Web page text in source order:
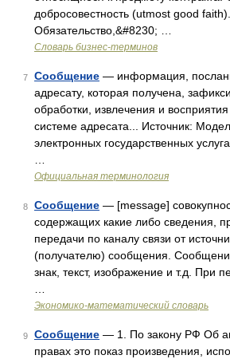
добросовестность (utmost good faith).
Обязательство,&#8230; …
Словарь бизнес-терминов
7 Сообщение — информация,
адресату, которая получена,
обработки, извлечения и
системе адресата... Источник:
электронных государственных
Официальная терминология
8 Сообщение — [message]
содержащих какие либо сведения,
передачи по каналу связи от
(получателю) сообщения.
знак, текст, изображение и т.д. При
Экономико-математический словарь
9 Сообщение — 1. По закону РФ Об
правах это показ произведения,